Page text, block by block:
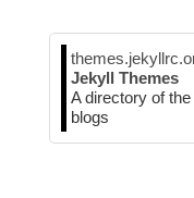
Jekyll Themes
A directory of
blogs